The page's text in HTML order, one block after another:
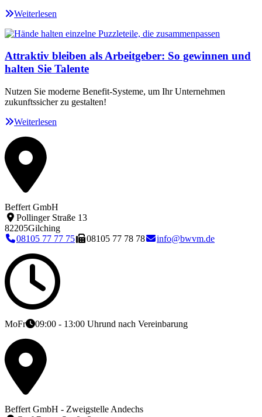
Weiterlesen
Attraktiv bleiben als Arbeitgeber: So gewinnen und
halten Sie Talente
Nutzen Sie moderne Benefit-Systeme, um Ihr Unternehmen
zukunftssicher zu gestalten!
Weiterlesen
Beffert GmbH
Pollinger Straße 13
82205Gilching
08105 77 77 75
08105 77 78 78 info@bwvm.de
MoFr 09:00 - 13:00 Uhrund nach Vereinbarung
Beffert GmbH - Zweigstelle Andechs